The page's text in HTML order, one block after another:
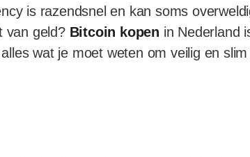
is razendsnel en kan soms
van geld? Bitcoin kopen in Nederland
wat je moet weten om veilig en